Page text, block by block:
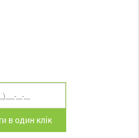
в один клік